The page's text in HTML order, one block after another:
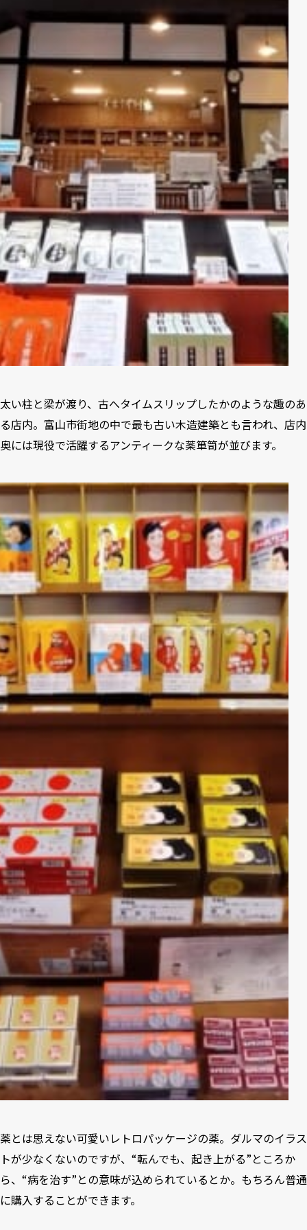
太い柱と梁が渡り、古へタイムスリップしたかのような趣のあ
る店内。富山市街地の中で最も古い木造建築とも言われ、店内
奥には現役で活躍するアンティークな薬箪笥が並びます。
薬とは思えない可愛いレトロパッケージの薬。ダルマのイラス
トが少なくないのですが、“転んでも、起き上がる”ところか
ら、“病を治す”との意味が込められているとか。もちろん普通
に購入することができます。